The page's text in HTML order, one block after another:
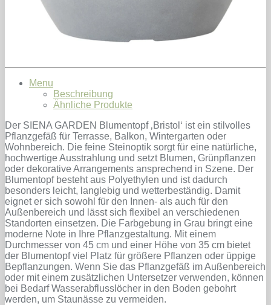
Menu
Beschreibung
Ähnliche Produkte
Der SIENA GARDEN Blumentopf ‚Bristol‘ ist ein stilvolles
Pflanzgefäß für Terrasse, Balkon, Wintergarten oder
Wohnbereich. Die feine Steinoptik sorgt für eine natürliche,
hochwertige Ausstrahlung und setzt Blumen, Grünpflanzen
oder dekorative Arrangements ansprechend in Szene. Der
Blumentopf besteht aus Polyethylen und ist dadurch
besonders leicht, langlebig und wetterbeständig. Damit
eignet er sich sowohl für den Innen- als auch für den
Außenbereich und lässt sich flexibel an verschiedenen
Standorten einsetzen. Die Farbgebung in Grau bringt eine
moderne Note in Ihre Pflanzgestaltung. Mit einem
Durchmesser von 45 cm und einer Höhe von 35 cm bietet
der Blumentopf viel Platz für größere Pflanzen oder üppige
Bepflanzungen. Wenn Sie das Pflanzgefäß im Außenbereich
oder mit einem zusätzlichen Untersetzer verwenden, können
bei Bedarf Wasserabflusslöcher in den Boden gebohrt
werden, um Staunässe zu vermeiden.